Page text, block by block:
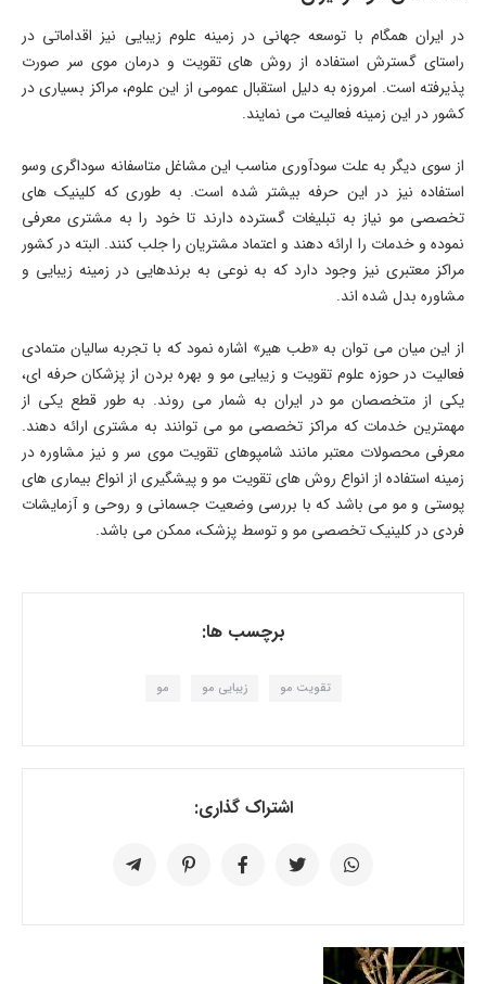
در ایران همگام با توسعه جهانی در زمینه علوم زیبایی نیز اقداماتی در
راستای گسترش استفاده از روش های تقویت و درمان موی سر صورت
پذیرفته است. امروزه به دلیل استقبال عمومی از این علوم، مراکز بسیاری در
کشور در این زمینه فعالیت می نمایند.
از سوی دیگر به علت سودآوری مناسب این مشاغل متاسفانه سوداگری وسو
استفاده نیز در این حرفه بیشتر شده است. به طوری که کلینیک های
تخصصی مو نیاز به تبلیغات گسترده دارند تا خود را به مشتری معرفی
نموده و خدمات را ارائه دهند و اعتماد مشتریان را جلب کنند. البته در کشور
مراکز معتبری نیز وجود دارد که به نوعی به برندهایی در زمینه زیبایی و
مشاوره بدل شده اند.
از این میان می توان به «طب هیر» اشاره نمود که با تجربه سالیان متمادی
فعالیت در حوزه علوم تقویت و زیبایی مو و بهره بردن از پزشکان حرفه ای،
یکی از متخصصان مو در ایران به شمار می روند. به طور قطع یکی از
مهمترین خدمات که مراکز تخصصی مو می توانند به مشتری ارائه دهند.
معرفی محصولات معتبر مانند شامپوهای تقویت موی سر و نیز مشاوره در
زمینه استفاده از انواع روش های تقویت مو و پیشگیری از انواع بیماری های
پوستی و مو می باشد که با بررسی وضعیت جسمانی و روحی و آزمایشات
فردی در کلینیک تخصصی مو و توسط پزشک، ممکن می باشد.
برچسب ها:
تقویت مو زیبایی مو مو
اشتراک گذاری: